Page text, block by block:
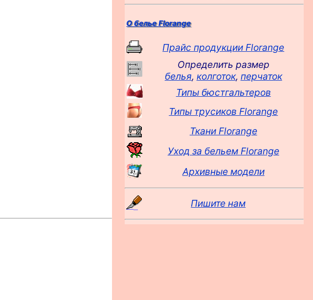
О белье Florange
Прайс продукции Florange
Определить размер
белья, колготок, перчаток
Типы бюстгальтеров
Типы трусиков Florange
Ткани Florange
Уход за бельем Florange
Архивные модели
Пишите нам